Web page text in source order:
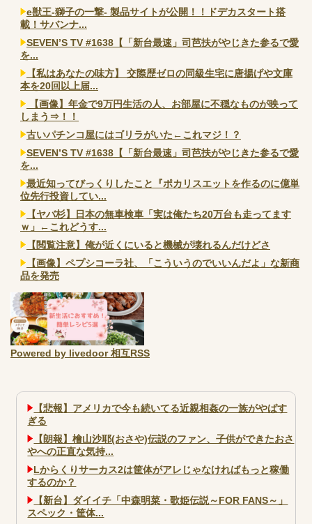
e獣王-獅子の一撃- 製品サイトが公開！！ドデカスタート搭
載！サバンナ...
SEVEN’S TV #1638【「新台最速」司芭扶がやじきた参るで愛
を...
【私はあなたの味方】 交際歴ゼロの同級生宅に唐揚げや文庫
本を20回以上届...
【画像】年金で9万円生活の人、お部屋に不穏なものが映って
しまう⇒！！
古いパチンコ屋にはゴリラがいた←これマジ！？
SEVEN’S TV #1638【「新台最速」司芭扶がやじきた参るで愛
を...
最近知ってびっくりしたこと『ポカリスエットを作るのに億単
位先行投資してい...
【ヤバ杉】日本の無車検車「実は俺たち20万台も走ってます
ｗ」←これどうす...
【閲覧注意】俺が近くにいると機械が壊れるんだけどさ
【画像】ペプシコーラ社、「こういうのでいいんだよ」な新商
品を発売
Powered by livedoor 相互RSS
【悲報】アメリカで今も続いてる近親相姦の一族がやばす
ぎる
【朗報】檜山沙耶(おさや)伝説のファン、子供ができたおさ
やへの正直な気持...
Lからくりサーカス2は筐体がアレじゃなければもっと稼働
するのか？
【新台】ダイイチ「中森明菜・歌姫伝説～FOR FANS～」
スペック・筐体...